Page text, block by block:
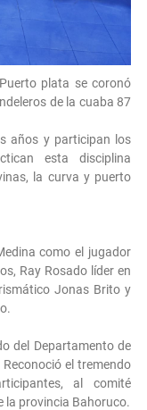
plata se coronó
de la cuaba 87
años y participan los
esta disciplina
la curva y puerto
como el jugador
Ray Rosado líder en
Jonas Brito y
del Departamento de
el tremendo
al comité
la provincia Bahoruco.